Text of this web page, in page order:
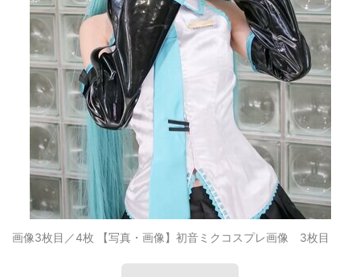
画像3枚目／4枚 【写真・画像】初音ミクコスプレ画像 3枚目